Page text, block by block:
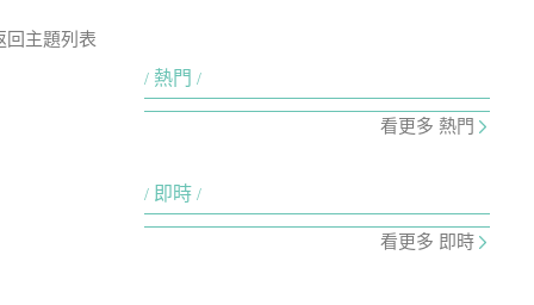
回主題列表
熱門
看更多 熱門
即時
看更多 即時